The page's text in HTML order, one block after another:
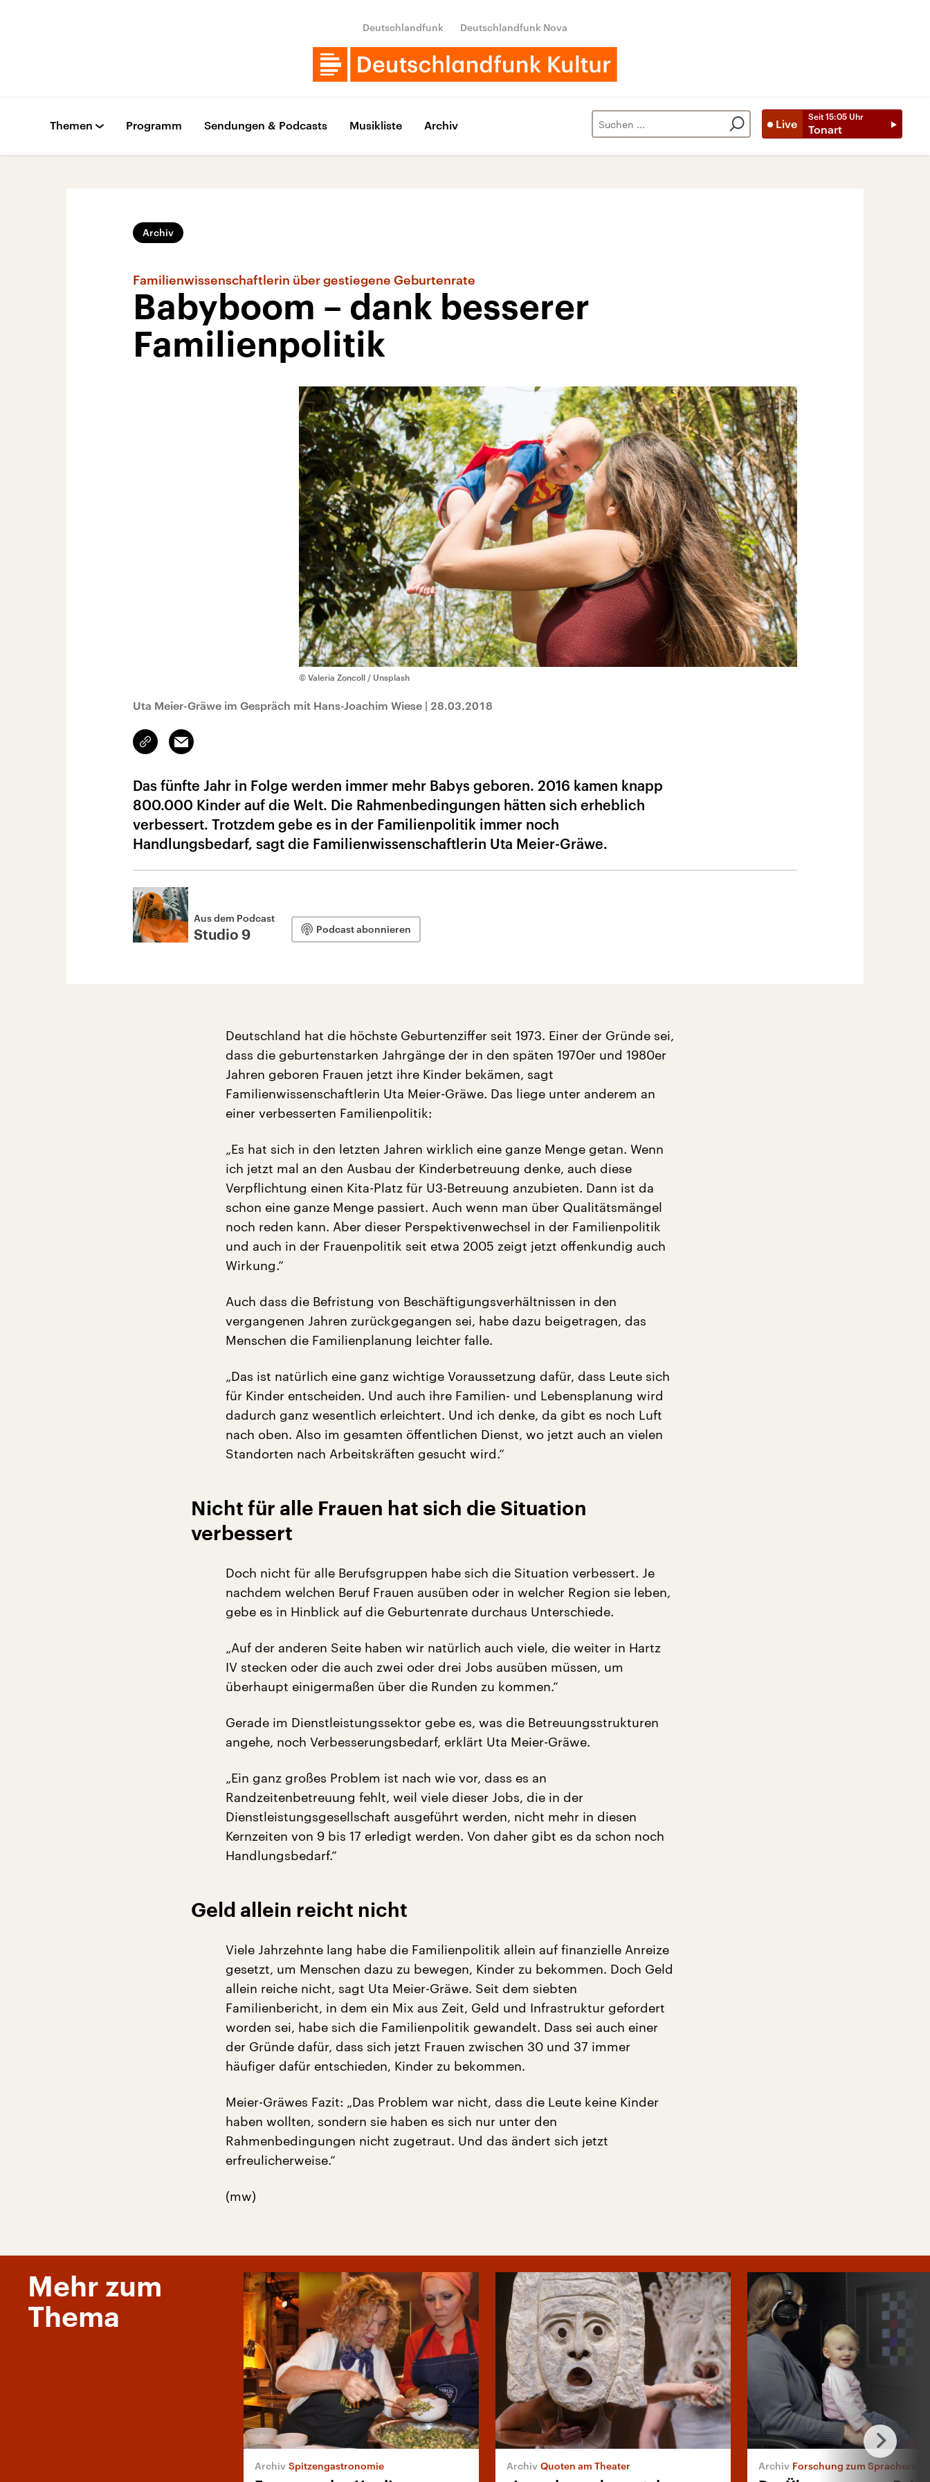
Deutschlandfunk Deutschlandfunk Nova
Live
Seit 15:05 Uhr
Tonart
Themen Programm Sendungen & Podcasts Musikliste Archiv
Archiv
Familienwissenschaftlerin über gestiegene Geburtenrate
Babyboom – dank besserer
Familienpolitik
© Valeria Zoncoll / Unsplash
Uta Meier-Gräwe im Gespräch mit Hans-Joachim Wiese | 28.03.2018
Link
kopieren/teilen
Email
Das fünfte Jahr in Folge werden immer mehr Babys geboren. 2016 kamen knapp
800.000 Kinder auf die Welt. Die Rahmenbedingungen hätten sich erheblich
verbessert. Trotzdem gebe es in der Familienpolitik immer noch
Handlungsbedarf, sagt die Familienwissenschaftlerin Uta Meier-Gräwe.
Aus dem Podcast
Studio 9 Podcast abonnieren
Deutschland hat die höchste Geburtenziffer seit 1973. Einer der Gründe sei,
dass die geburtenstarken Jahrgänge der in den späten 1970er und 1980er
Jahren geboren Frauen jetzt ihre Kinder bekämen, sagt
Familienwissenschaftlerin Uta Meier-Gräwe. Das liege unter anderem an
einer verbesserten Familienpolitik:
„Es hat sich in den letzten Jahren wirklich eine ganze Menge getan. Wenn
ich jetzt mal an den Ausbau der Kinderbetreuung denke, auch diese
Verpflichtung einen Kita-Platz für U3-Betreuung anzubieten. Dann ist da
schon eine ganze Menge passiert. Auch wenn man über Qualitätsmängel
noch reden kann. Aber dieser Perspektivenwechsel in der Familienpolitik
und auch in der Frauenpolitik seit etwa 2005 zeigt jetzt offenkundig auch
Wirkung.“
Auch dass die Befristung von Beschäftigungsverhältnissen in den
vergangenen Jahren zurückgegangen sei, habe dazu beigetragen, das
Menschen die Familienplanung leichter falle.
„Das ist natürlich eine ganz wichtige Voraussetzung dafür, dass Leute sich
für Kinder entscheiden. Und auch ihre Familien- und Lebensplanung wird
dadurch ganz wesentlich erleichtert. Und ich denke, da gibt es noch Luft
nach oben. Also im gesamten öffentlichen Dienst, wo jetzt auch an vielen
Standorten nach Arbeitskräften gesucht wird.“
Nicht für alle Frauen hat sich die Situation
verbessert
Doch nicht für alle Berufsgruppen habe sich die Situation verbessert. Je
nachdem welchen Beruf Frauen ausüben oder in welcher Region sie leben,
gebe es in Hinblick auf die Geburtenrate durchaus Unterschiede.
„Auf der anderen Seite haben wir natürlich auch viele, die weiter in Hartz
IV stecken oder die auch zwei oder drei Jobs ausüben müssen, um
überhaupt einigermaßen über die Runden zu kommen.“
Gerade im Dienstleistungssektor gebe es, was die Betreuungsstrukturen
angehe, noch Verbesserungsbedarf, erklärt Uta Meier-Gräwe.
„Ein ganz großes Problem ist nach wie vor, dass es an
Randzeitenbetreuung fehlt, weil viele dieser Jobs, die in der
Dienstleistungsgesellschaft ausgeführt werden, nicht mehr in diesen
Kernzeiten von 9 bis 17 erledigt werden. Von daher gibt es da schon noch
Handlungsbedarf.“
Geld allein reicht nicht
Viele Jahrzehnte lang habe die Familienpolitik allein auf finanzielle Anreize
gesetzt, um Menschen dazu zu bewegen, Kinder zu bekommen. Doch Geld
allein reiche nicht, sagt Uta Meier-Gräwe. Seit dem siebten
Familienbericht, in dem ein Mix aus Zeit, Geld und Infrastruktur gefordert
worden sei, habe sich die Familienpolitik gewandelt. Dass sei auch einer
der Gründe dafür, dass sich jetzt Frauen zwischen 30 und 37 immer
häufiger dafür entschieden, Kinder zu bekommen.
Meier-Gräwes Fazit: „Das Problem war nicht, dass die Leute keine Kinder
haben wollten, sondern sie haben es sich nur unter den
Rahmenbedingungen nicht zugetraut. Und das ändert sich jetzt
erfreulicherweise.“
(mw)
Mehr zum
Thema
Spitzengastronomie Quoten am Theater Forschung zum